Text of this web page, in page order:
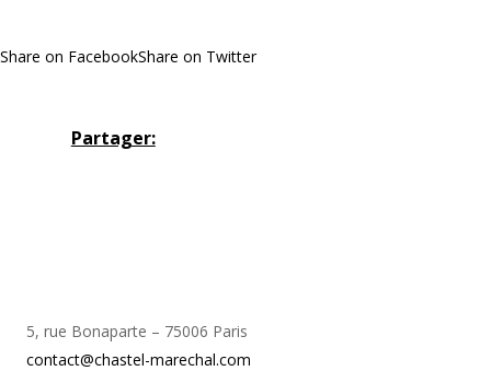
Share on FacebookShare on Twitter
Partager:
5, rue Bonaparte – 75006 Paris
contact@chastel-marechal.com